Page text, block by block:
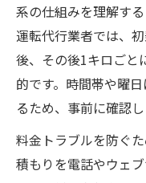
距離別で変わる
距離ごとに
運転代行の
福岡 代行料
短距離・長
運転代行の
タクシーよりお
系の仕組みを理解す
運転代行業者では、
後、その後1キロごと
的です。時間帯や曜
るため、事前に確認し
料金トラブルを防ぐ
積もりを電話やウェ